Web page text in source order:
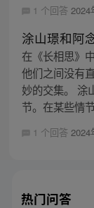
1 个回答 2024
涂山璟和阿
在《长相思》
他们之间没有
妙的交集。 涂
节。在某些情
1 个回答 2024
热门问答